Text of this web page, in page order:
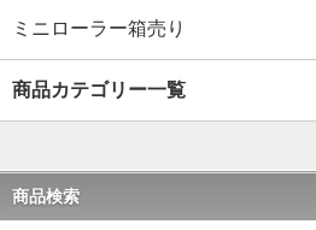
ミニローラー箱売り
商品カテゴリー一覧
商品検索